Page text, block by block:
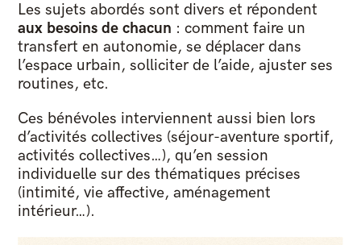
Les sujets abordés sont divers et répondent
aux besoins de chacun : comment faire un
transfert en autonomie, se déplacer dans
l’espace urbain, solliciter de l’aide, ajuster ses
routines, etc.
Ces bénévoles interviennent aussi bien lors
d’activités collectives (séjour-aventure sportif,
activités collectives…), qu’en session
individuelle sur des thématiques précises
(intimité, vie affective, aménagement
intérieur…).